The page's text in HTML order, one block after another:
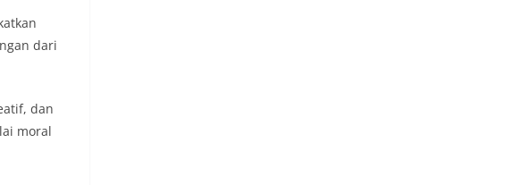
dari
dan
moral